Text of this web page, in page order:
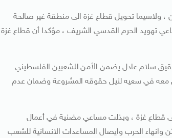
، ولاسيما تحويل قطاع غزة الى منطقة غير صالحة
تهويد الحرم القدسي الشريف ، مؤكدا أن قطاع غزة
سلام عادل يضمن الأمن للشعبين الفلسطيني
معه في سعيه لنيل حقوقه المشروعة وضمان عدم
البشعة على قطاع غزة ، وبذلت مساعي مضنية في أعمال
الحرب وايصال المساعدات الانسانية للشعب